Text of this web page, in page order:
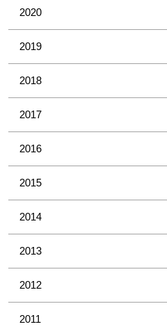
2020
2019
2018
2017
2016
2015
2014
2013
2012
2011